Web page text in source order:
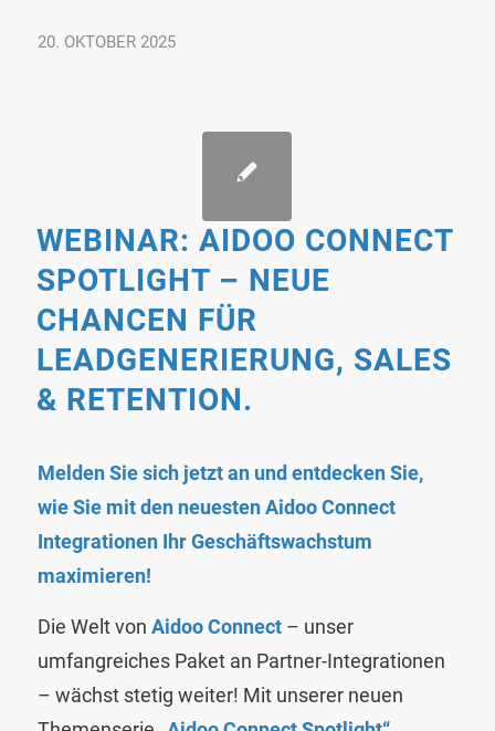
20. OKTOBER 2025
WEBINAR: AIDOO CONNECT
SPOTLIGHT – NEUE
CHANCEN FÜR
LEADGENERIERUNG, SALES
& RETENTION.
Melden Sie sich jetzt an und entdecken Sie,
wie Sie mit den neuesten Aidoo Connect
Integrationen Ihr Geschäftswachstum
maximieren!
Die Welt von Aidoo Connect– unser
umfangreiches Paket an Partner-Integrationen
– wächst stetig weiter! Mit unserer neuen